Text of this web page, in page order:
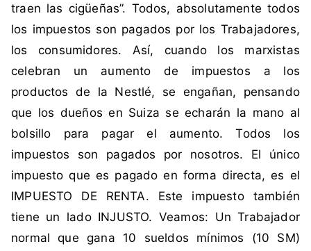
p
u
t
o
,
S
i
a
l
i
traen las cigüeñas”. Todos, absolutamente todos
los impuestos son pagados por los Trabajadores,
los consumidores. Así, cuando los marxistas
celebran un aumento de impuestos a los
productos de la Nestlé, se engañan, pensando
que los dueños en Suiza se echarán la mano al
bolsillo para pagar el aumento. Todos los
impuestos son pagados por nosotros. El único
impuesto que es pagado en forma directa, es el
IMPUESTO DE RENTA. Este impuesto también
tiene un lado INJUSTO. Veamos: Un Trabajador
normal que gana 10 sueldos mínimos (10 SM)